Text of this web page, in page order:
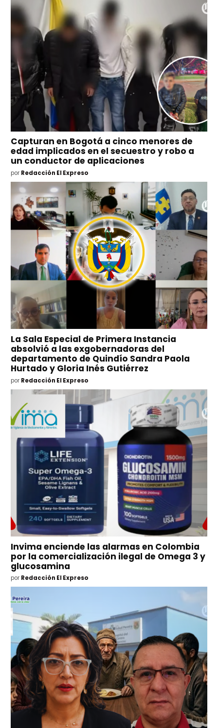
Capturan en Bogotá a cinco menores de
edad implicados en el secuestro y robo a
un conductor de aplicaciones
por Redacción El Expreso
La Sala Especial de Primera Instancia
absolvió a las exgobernadoras del
departamento de Quindío Sandra Paola
Hurtado y Gloria Inés Gutiérrez
por Redacción El Expreso
Invima enciende las alarmas en Colombia
por la comercialización ilegal de Omega 3 y
glucosamina
por Redacción El Expreso